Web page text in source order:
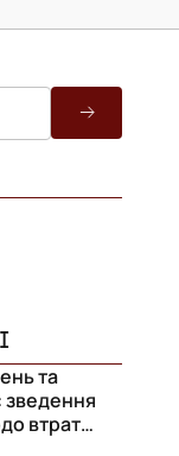
та
зведення
втрат